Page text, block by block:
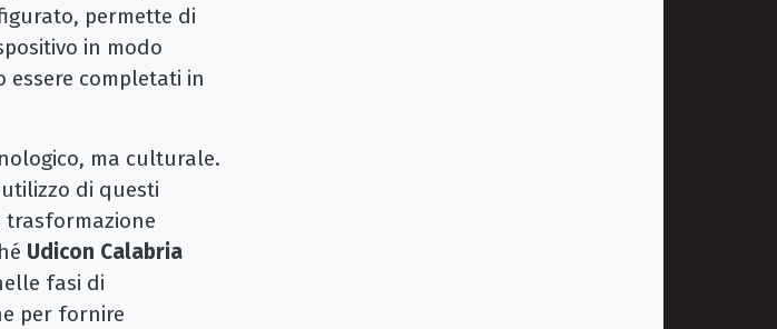
permette di
in modo
essere completati in
ma culturale.
di questi
Udicon Calabria
fasi di
per fornire